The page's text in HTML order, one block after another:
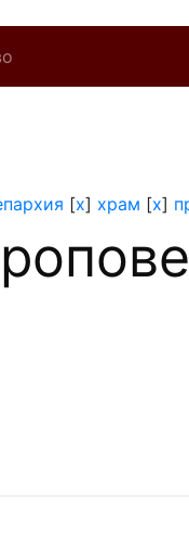
[x] храм [x]